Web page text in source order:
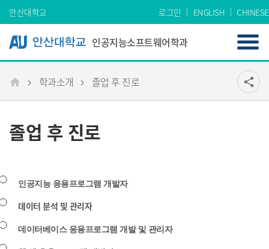
Skip Menu
안산대학교 로그인 ENGLISH CHINESE
인공지능소프트웨어학과
메인 학과소개 졸업 후 진로 공유
share
졸업 후 진로
인공지능 응용프로그램 개발자
데이터 분석 및 관리자
데이터베이스 응용프로그램 개발 및 관리자